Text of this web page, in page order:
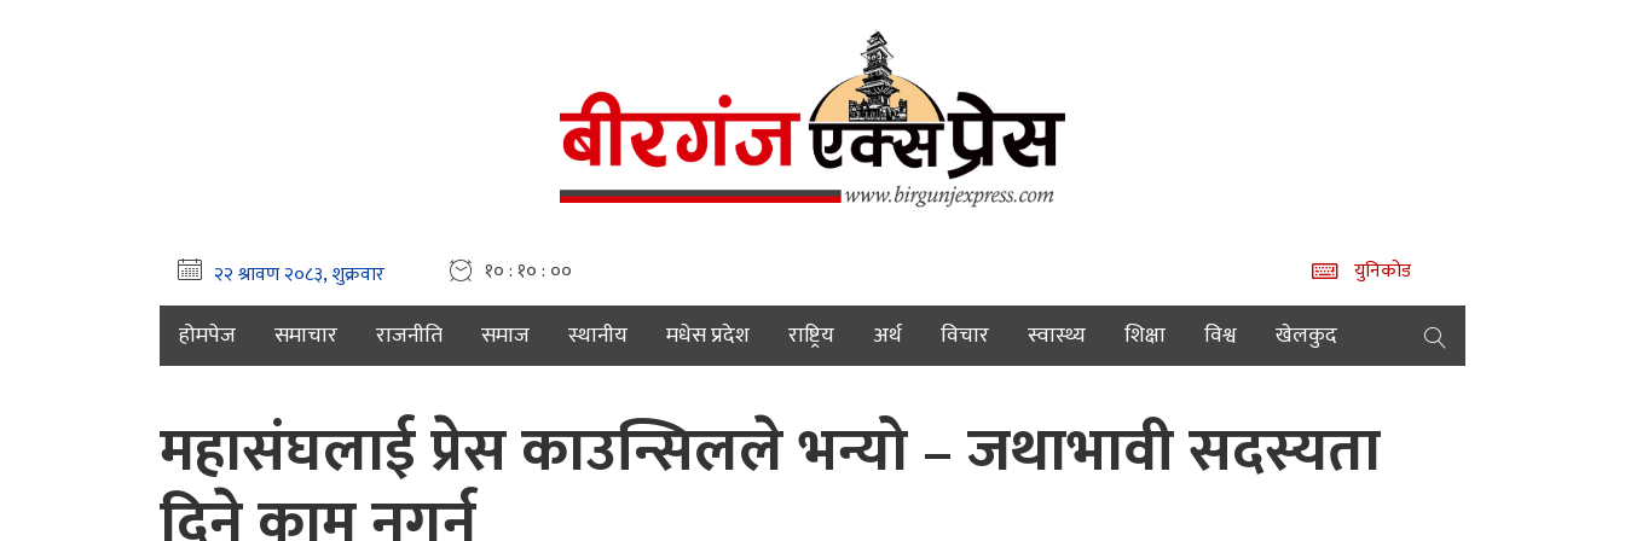
१० : १० : ०१ युनिकोड
होमपेज समाचार राजनीति समाज स्थानीय मधेस प्रदेश राष्ट्रिय अर्थ विचार स्वास्थ्य शिक्षा विश्व खेलकुद
महासंघलाई प्रेस काउन्सिलले भन्यो – जथाभावी सदस्यता